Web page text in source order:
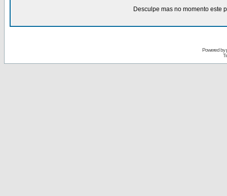
Desculpe mas no momento este
Powered by